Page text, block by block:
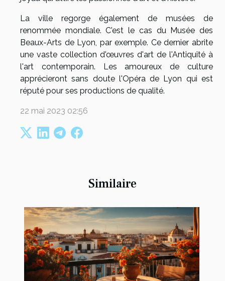
Similaire
La ville regorge également de musées de
renommée mondiale. C'est le cas du Musée des
Beaux-Arts de Lyon, par exemple. Ce dernier abrite
une vaste collection d'œuvres d'art de l'Antiquité à
l'art contemporain. Les amoureux de culture
apprécieront sans doute l'Opéra de Lyon qui est
réputé pour ses productions de qualité.
22 mai 2023 02:56